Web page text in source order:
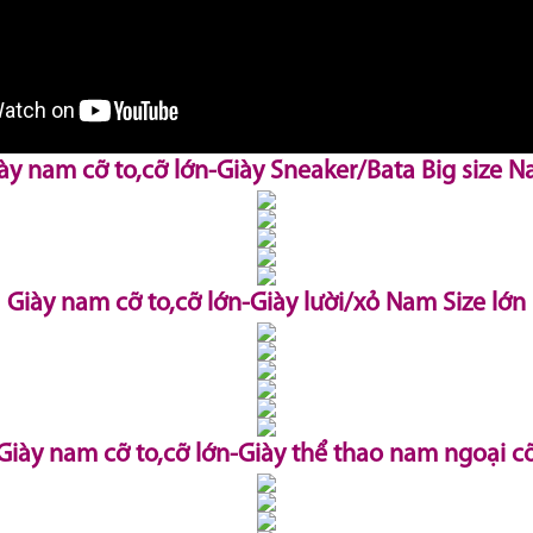
nam cỡ to,cỡ lớn-Giày Sneaker/Bata Big size
Giày nam cỡ to,cỡ lớn-Giày lười/xỏ Nam Size lớn
nam cỡ to,cỡ lớn-Giày thể thao nam ngoại